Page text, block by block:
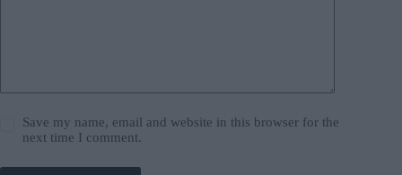
Save my name, email and website in this browser for the
next time I comment.